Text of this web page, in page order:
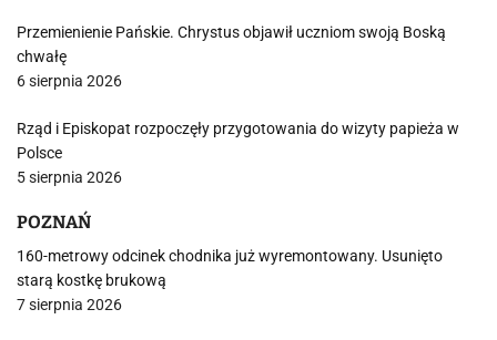
Przemienienie Pańskie. Chrystus objawił uczniom swoją Boską
chwałę
6 sierpnia 2026
Rząd i Episkopat rozpoczęły przygotowania do wizyty papieża w
Polsce
5 sierpnia 2026
POZNAŃ
160-metrowy odcinek chodnika już wyremontowany. Usunięto
starą kostkę brukową
7 sierpnia 2026